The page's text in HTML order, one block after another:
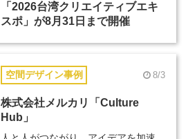
「2026台湾クリエイティブエキ
スポ」が8月31日まで開催
空間デザイン事例 8/3
株式会社メルカリ「Culture
Hub」